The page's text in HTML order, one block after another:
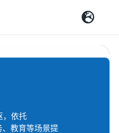
，依托
教育等场景提